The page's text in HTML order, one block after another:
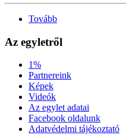
Tovább
Az egyletről
1%
Partnereink
Képek
Videók
Az egylet adatai
Facebook oldalunk
Adatvédelmi tájékoztató